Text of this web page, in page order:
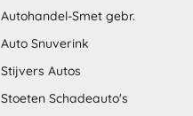
Autohandel-Smet gebr.
Auto Snuverink
Stijvers Autos
Stoeten Schadeauto's